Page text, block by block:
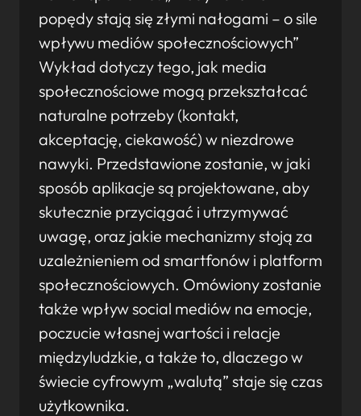
popędy stają się złymi nałogami – o sile
wpływu mediów społecznościowych”
Wykład dotyczy tego, jak media
społecznościowe mogą przekształcać
naturalne potrzeby (kontakt,
akceptację, ciekawość) w niezdrowe
nawyki. Przedstawione zostanie, w jaki
sposób aplikacje są projektowane, aby
skutecznie przyciągać i utrzymywać
uwagę, oraz jakie mechanizmy stoją za
uzależnieniem od smartfonów i platform
społecznościowych. Omówiony zostanie
także wpływ social mediów na emocje,
poczucie własnej wartości i relacje
międzyludzkie, a także to, dlaczego w
świecie cyfrowym „walutą” staje się czas
użytkownika.